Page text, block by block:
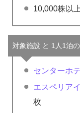
10,000株以
対象施設 と 1人1泊
センターホ
エスペリア
枚